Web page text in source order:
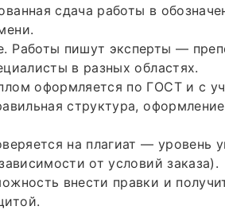
сдача работы в
Работы пишут эксперты —
в разных областях.
оформляется по ГОСТ и с
структура,
на плагиат — уровень
от условий заказа).
внести правки и